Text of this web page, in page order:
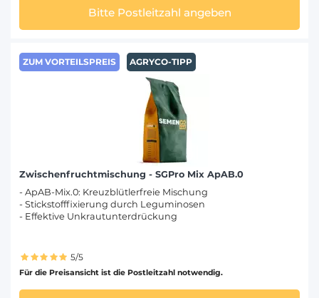
Bitte Postleitzahl angeben
ZUM VORTEILSPREIS AGRYCO-TIPP
Zwischenfruchtmischung - SGPro Mix ApAB.0
- ApAB-Mix.0: Kreuzblütlerfreie Mischung
- Stickstofffixierung durch Leguminosen
- Effektive Unkrautunterdrückung
5/5
Für die Preisansicht ist die Postleitzahl notwendig.